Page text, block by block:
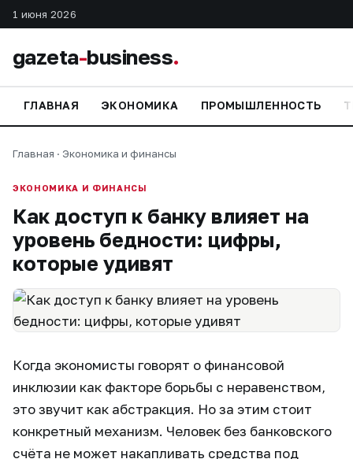
1 июня 2026
gazeta-business.
ГЛАВНАЯ ЭКОНОМИКА ПРОМЫШЛЕННОСТЬ
Главная · Экономика и финансы
ЭКОНОМИКА И ФИНАНСЫ
Как доступ к банку влияет на
уровень бедности: цифры,
которые удивят
Когда экономисты говорят о финансовой
инклюзии как факторе борьбы с неравенством,
это звучит как абстракция. Но за этим стоит
конкретный механизм. Человек без банковского
счёта не может накапливать средства под